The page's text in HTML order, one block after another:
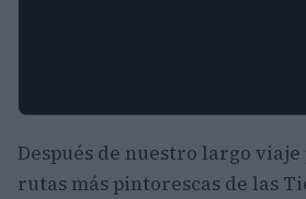
Después de nuestro largo
rutas más pintorescas de las